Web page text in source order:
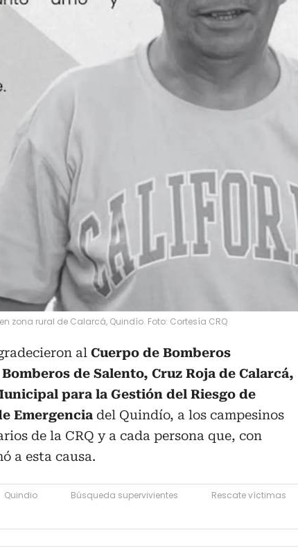
zona rural de Calarcá, Quindío. Foto: Cortesía CRQ
al Cuerpo de Bomberos
de Salento, Cruz Roja de Calarcá,
para la Gestión del Riesgo de
Emergencia del Quindío, a los campesinos
de la CRQ y a cada persona que, con
a esta causa.
Quindio Búsqueda supervivientes
Rescate víctimas